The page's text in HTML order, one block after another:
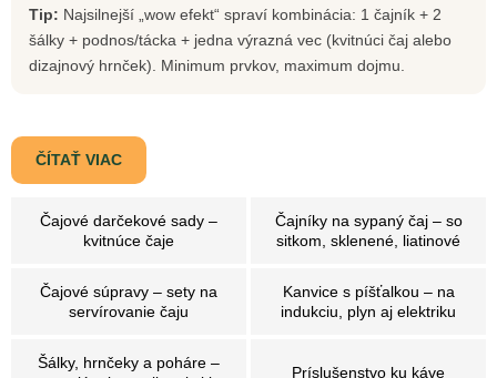
Tip: Najsilnejší „wow efekt“ spraví kombinácia: 1 čajník + 2
šálky + podnos/tácka + jedna výrazná vec (kvitnúci čaj alebo
dizajnový hrnček). Minimum prvkov, maximum dojmu.
ČÍTAŤ VIAC
Čajové darčekové sady –
kvitnúce čaje
Čajníky na sypaný čaj – so
sitkom, sklenené, liatinové
Čajové súpravy – sety na
servírovanie čaju
Kanvice s píšťalkou – na
indukciu, plyn aj elektriku
Šálky, hrnčeky a poháre –
Príslušenstvo ku káve